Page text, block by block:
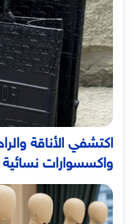
اكتشفي الأناقة
واكسسوارات